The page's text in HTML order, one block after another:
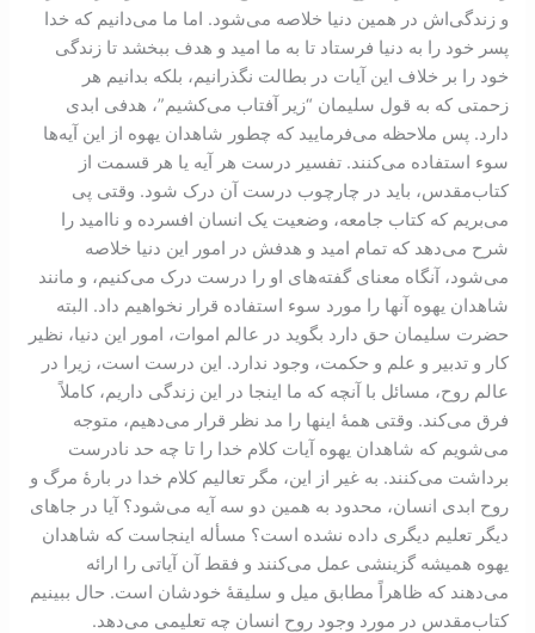
و زندگی‌اش در همین دنیا خلاصه می‌شود. اما ما می‌دانیم که خدا
پسر خود را به دنیا فرستاد تا به ما امید و هدف ببخشد تا زندگی‌
خود را بر خلاف این آیات در بطالت نگذرانیم، بلکه بدانیم هر
زحمتی که به قول سلیمان “زیر آفتاب می‌کشیم”، هدفی ابدی
دارد. پس ملاحظه می‌فرمایید که چطور شاهدان یهوه از این آیه‌ها
سوء استفاده می‌کنند. تفسیر درست هر آیه یا هر قسمت از
کتاب‌مقدس، باید در چارچوب درست آن درک شود. وقتی پی
می‌بریم که کتاب جامعه، وضعیت یک انسان افسرده و ناامید را
شرح می‌دهد که تمام امید و هدفش در امور این دنیا خلاصه
می‌شود، آنگاه معنای گفته‌های او را درست درک می‌کنیم، و مانند
شاهدان یهوه آنها را مورد سوء استفاده قرار نخواهیم داد. البته
حضرت سلیمان حق دارد بگوید در عالم اموات، امور این دنیا، نظیر
کار و تدبیر و علم و حکمت، وجود ندارد. این درست است، زیرا در
عالم روح، مسائل با آنچه که ما اینجا در این زندگی داریم، کاملاً
فرق می‌کند. وقتی همۀ اینها را مد نظر قرار می‌دهیم، متوجه
می‌شویم که شاهدان یهوه آیات کلام خدا را تا چه حد نادرست
برداشت می‌کنند. به غیر از این، مگر تعالیم کلام خدا در بارۀ مرگ و
روح ابدی انسان، محدود به همین دو سه آیه می‌شود؟ آیا در جاهای
دیگر تعلیم دیگری داده نشده است؟ مسأله اینجاست که شاهدان
یهوه همیشه گزینشی عمل می‌کنند و فقط آن آیاتی را ارائه
می‌دهند که ظاهراً مطابق میل و سلیقۀ خودشان است. حال ببینیم
کتاب‌مقدس در مورد وجود روح انسان چه تعلیمی می‌دهد.